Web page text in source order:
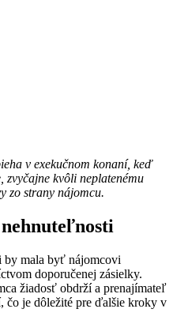
v exekučnom konaní, keď
zvyčajne kvôli neplatenému
zo strany nájomcu.
by mala byť nájomcovi
doporučenej zásielky.
žiadosť obdrží a prenajímateľ
čo je dôležité pre ďalšie kroky v